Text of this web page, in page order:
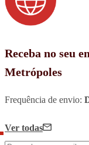
Receba no seu
Metrópoles
Frequência de envio:
Ver todas